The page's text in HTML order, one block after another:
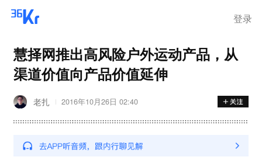
登录
慧择网推出高风险户外运动产品，从
渠道价值向产品价值延伸
老扎 2016年10月26日 02:40